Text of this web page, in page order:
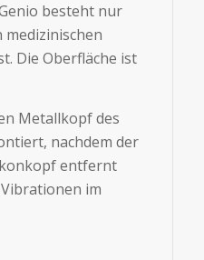
besteht nur
medizinischen
Die Oberfläche ist
Metallkopf des
nachdem der
entfernt
im